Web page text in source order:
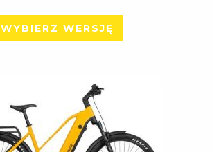
WYBIERZ WERSJĘ